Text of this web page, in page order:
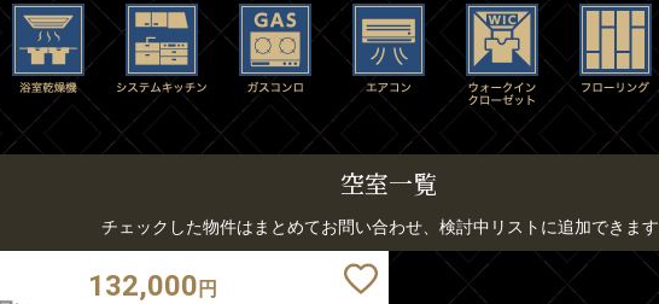
空室一覧
チェックした物件はまとめてお問い合わせ、検討中リストに追加できま
132,000 円